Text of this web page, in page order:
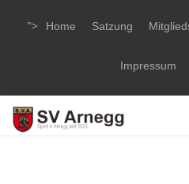
"> Home Satzung
Impressum